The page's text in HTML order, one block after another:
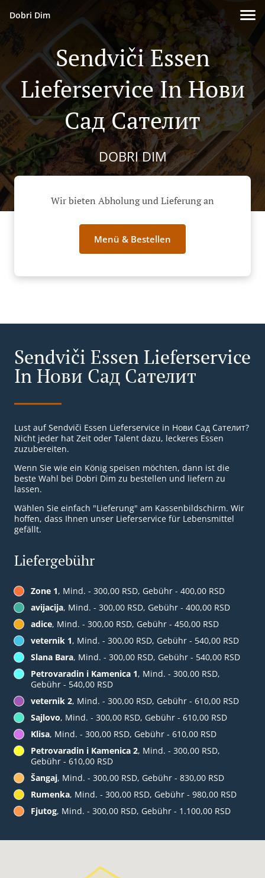
Dobri Dim
Sendviči Essen
Lieferservice In Нови
Сад Сателит
DOBRI DIM
Wir bieten Abholung und Lieferung an
Menü & Bestellen
Sendviči Essen Lieferservice
In Нови Сад Сателит
Lust auf Sendviči Essen Lieferservice in Нови Сад Сателит?
Nicht jeder hat Zeit oder Talent dazu, leckeres Essen
zuzubereiten.
Wenn Sie wie ein König speisen möchten, dann ist die
beste Wahl bei Dobri Dim zu bestellen und liefern zu
lassen.
Wählen Sie einfach "Lieferung" am Kassenbildschirm. Wir
hoffen, dass Ihnen unser Lieferservice für Lebensmittel
gefällt.
Liefergebühr
Zone 1, Mind. - 300,00 RSD, Gebühr - 400,00 RSD
avijacija, Mind. - 300,00 RSD, Gebühr - 400,00 RSD
adice, Mind. - 300,00 RSD, Gebühr - 450,00 RSD
veternik 1, Mind. - 300,00 RSD, Gebühr - 540,00 RSD
Slana Bara, Mind. - 300,00 RSD, Gebühr - 540,00 RSD
Petrovaradin i Kamenica 1, Mind. - 300,00 RSD,
Gebühr - 540,00 RSD
veternik 2, Mind. - 300,00 RSD, Gebühr - 610,00 RSD
Sajlovo, Mind. - 300,00 RSD, Gebühr - 610,00 RSD
Klisa, Mind. - 300,00 RSD, Gebühr - 610,00 RSD
Petrovaradin i Kamenica 2, Mind. - 300,00 RSD,
Gebühr - 610,00 RSD
Šangaj, Mind. - 300,00 RSD, Gebühr - 830,00 RSD
Rumenka, Mind. - 300,00 RSD, Gebühr - 980,00 RSD
Fjutog, Mind. - 300,00 RSD, Gebühr - 1.100,00 RSD